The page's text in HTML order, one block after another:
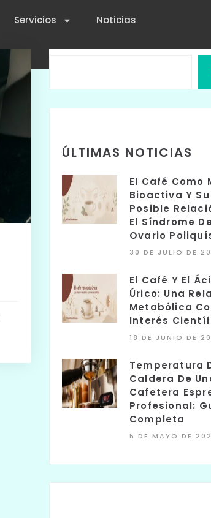
Servicios Noticias
ÚLTIMAS NOTICIAS
El Café Como
Bioactiva Y Su
Posible
El Síndrome De
Ovario
30 DE JULIO DE
El Café Y El
Úrico: Una
Metabólica
Interés
18 DE JUNIO DE
Temperatura
Caldera De
Cafetera
Profesional:
Completa
5 DE MAYO DE